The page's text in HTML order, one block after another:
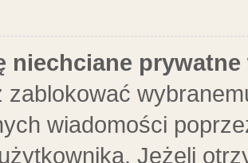
niechciane
zablokować
wiadomości
Jeżeli